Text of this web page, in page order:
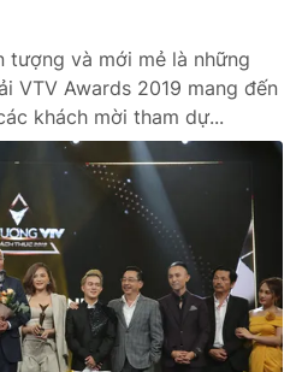
tượng và mới mẻ là những
VTV Awards 2019 mang đến
khách mời tham dự...